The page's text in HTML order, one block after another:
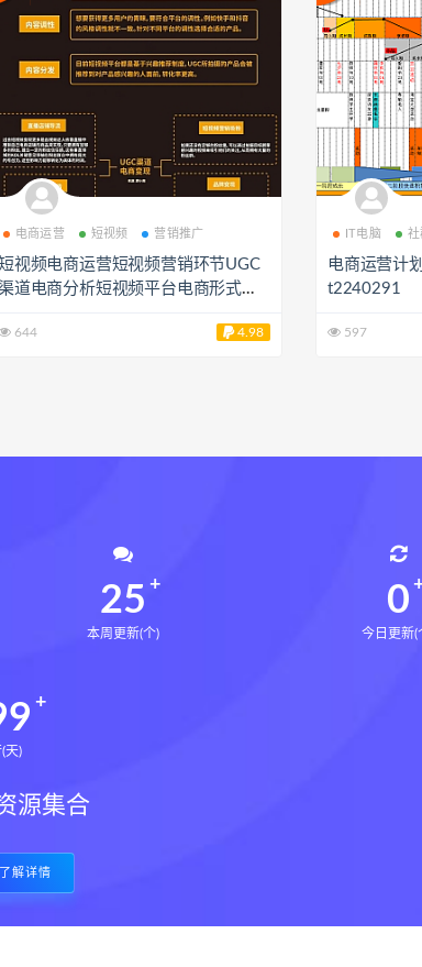
电商运营 短视频 营销推广
视频电商运营短视频营销环节UGC
道电商分析短视频平台电商形式
644 4.98
IT电脑 社
电商运营计
t2240291
597
25
本周更新(个)
0
今日更新(
天)
源集合
了解详情